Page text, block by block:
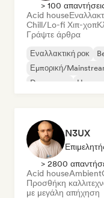
> 100
Acid house
Chill/Lo-fi Χιπ-χοπ
Γράψτε άρθρα
Εναλλακτική ροκ
Εμπορική/
Dream pop
House
N3UX
> 2800
Acid houseAmbient
Προσθήκη
με μεγάλη απήχηση